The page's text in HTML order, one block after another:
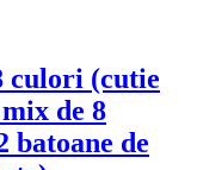
culori (cutie
de 8
batoane de